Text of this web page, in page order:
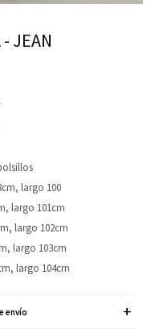
JEAN
largo 100
largo 101cm
largo 102cm
largo 103cm
largo 104cm
envío